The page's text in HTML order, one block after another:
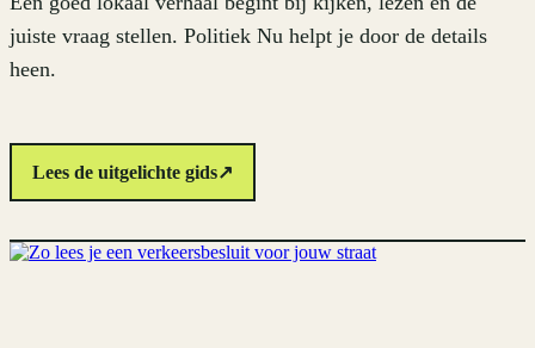
juiste vraag stellen. Politiek Nu helpt je door de details
heen.
Lees de uitgelichte gids↗